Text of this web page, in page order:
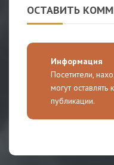
ОСТАВИТЬ
Информация
Посетители,
могут
публикации.